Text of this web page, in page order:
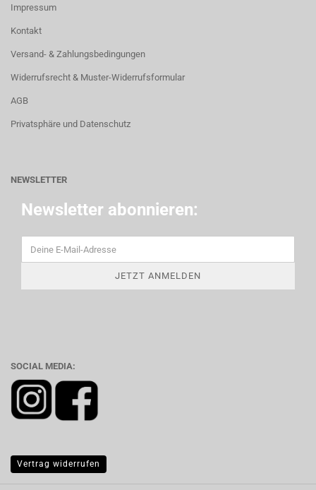
Impressum
Kontakt
Versand- & Zahlungsbedingungen
Widerrufsrecht & Muster-Widerrufsformular
AGB
Privatsphäre und Datenschutz
NEWSLETTER
Newsletter abonnieren:
SOCIAL MEDIA:
Vertrag widerrufen